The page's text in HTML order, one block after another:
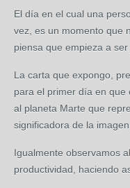
El día en el cual una
vez, es un momento que
piensa que empieza a ser
La carta que expongo,
para el primer día en que
al planeta Marte que
significadora de la imagen
Igualmente observamos
productividad, haciendo